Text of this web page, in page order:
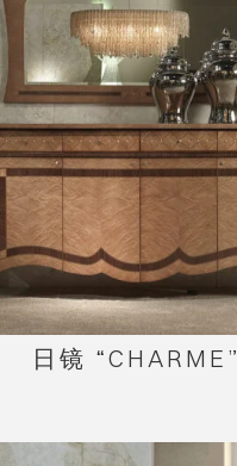
日镜 “CHARME”